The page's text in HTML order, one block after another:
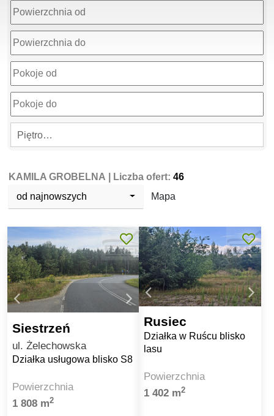
Piętro…
KAMILA GROBELNA | Liczba ofert:46
od najnowszych
Mapa
Siestrzeń
ul. Żelechowska
Działka usługowa blisko S8
Powierzchnia
1 808 m2
Rusiec
Działka w Ruścu blisko
lasu
Powierzchnia
1 402 m2